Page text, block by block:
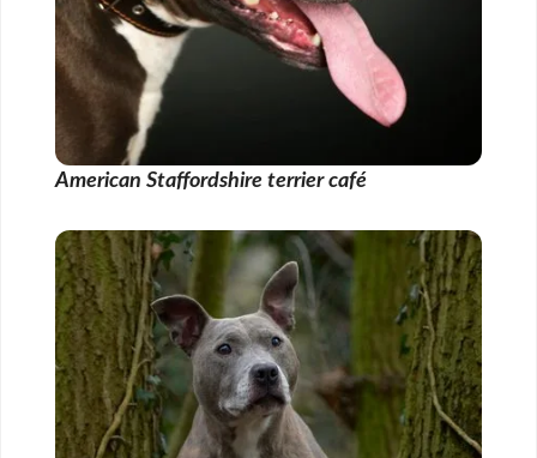
American Staffordshire terrier café